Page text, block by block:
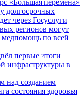
«Большая перемена»
долгосрочных
через Госуслуги
регионов могут
медпомощь по всей
первые итоги
инфраструктуры в
над созданием
состояния здоровья